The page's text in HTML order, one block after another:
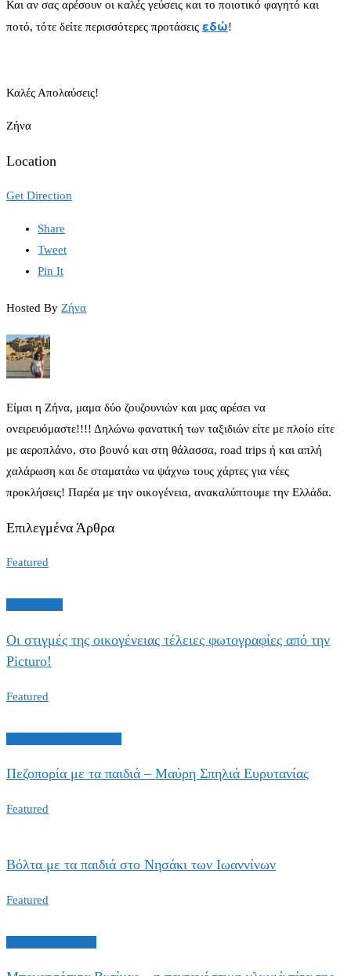
Και αν σας αρέσουν οι καλές γεύσεις και το ποιοτικό φαγητό και
ποτό, τότε δείτε περισσότερες προτάσεις εδώ!
Καλές Απολαύσεις!
Ζήνα
Location
Get Direction
Share
Tweet
Pin It
Hosted By Ζήνα
Είμαι η Ζήνα, μαμα δύο ζουζουνιών και μας αρέσει να
ονειρευόμαστε!!!! Δηλώνω φανατική των ταξιδιών είτε με πλοίο είτε
με αεροπλάνο, στο βουνό και στη θάλασσα, road trips ή και απλή
χαλάρωση και δε σταματάω να ψάχνω τους χάρτες για νέες
προκλήσεις! Παρέα με την οικογένεια, ανακαλύπτουμε την Ελλάδα.
Επιλεγμένα Άρθρα
Featured
Οι στιγμές της οικογένειας τέλειες φωτογραφίες από την
Picturo!
Featured
Πεζοπορία με τα παιδιά – Μαύρη Σπηλιά Ευρυτανίας
Featured
Βόλτα με τα παιδιά στο Νησάκι των Ιωαννίνων
Featured